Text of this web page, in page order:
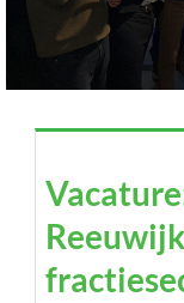
CDA